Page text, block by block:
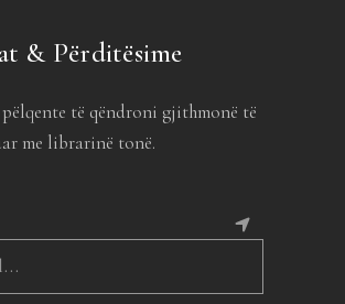
& Përditësime
të qëndroni gjithmonë të
me librarinë tonë.